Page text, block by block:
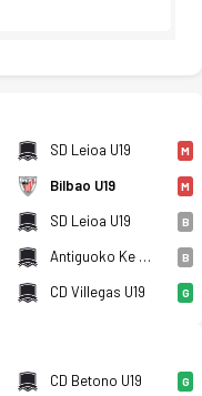
SD Leioa U19 M
Bilbao U19 M
SD Leioa U19 B
Antiguoko Ke U19 B
CD Villegas U19 G
CD Betono U19 G